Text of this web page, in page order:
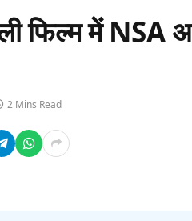
फिल्म में NSA
2 Mins Read